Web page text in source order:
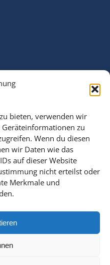
bieten, verwenden wir
zu
Wenn du diesen
wir Daten wie das
auf dieser Website
nicht erteilst oder
Merkmale und
von